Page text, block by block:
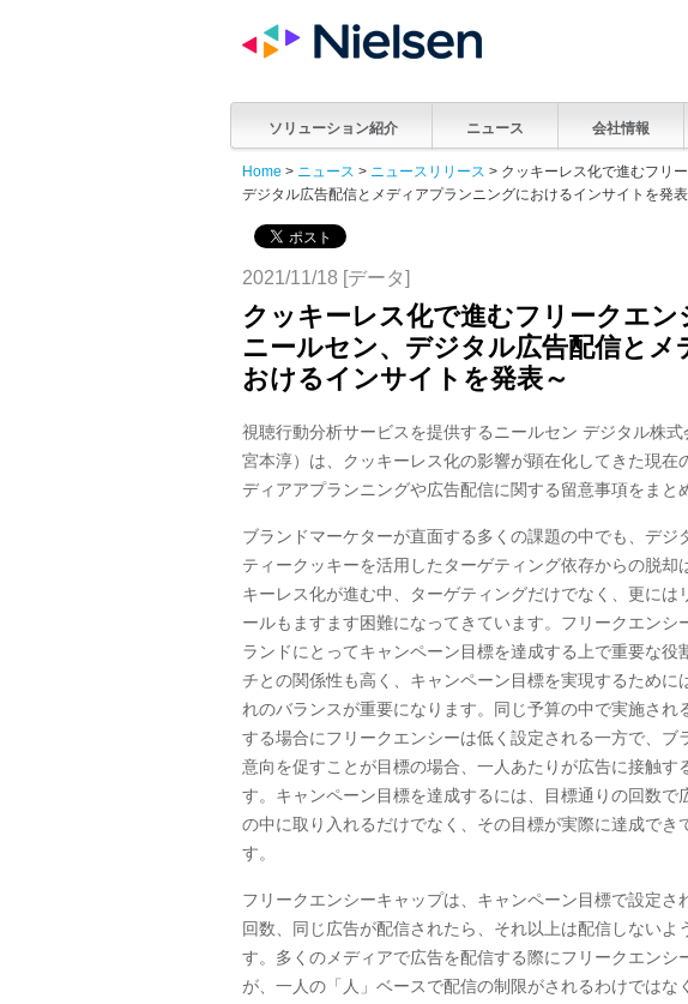
ソリューション紹介 ニュース 会社情報
Home > ニュース > ニュースリリース > クッキーレス化で進むフリ
デジタル広告配信とメディアプランニングにおけるインサイトを発表
2021/11/18 [データ]
クッキーレス化で進むフリークエン
ニールセン、デジタル広告配信と
おけるインサイトを発表～
視聴行動分析サービスを提供するニールセン デジタル株
宮本淳）は、クッキーレス化の影響が顕在化してきた現在
ディアアプランニングや広告配信に関する留意事項をまと
ブランドマーケターが直面する多くの課題の中でも、デジ
ティークッキーを活用したターゲティング依存からの脱却
キーレス化が進む中、ターゲティングだけでなく、更には
ールもますます困難になってきています。フリークエンシ
ランドにとってキャンペーン目標を達成する上で重要な役
チとの関係性も高く、キャンペーン目標を実現するため
れのバランスが重要になります。同じ予算の中で実施され
する場合にフリークエンシーは低く設定される一方で、ブ
意向を促すことが目標の場合、一人あたりが広告に接触す
す。キャンペーン目標を達成するには、目標通りの回数で
の中に取り入れるだけでなく、その目標が実際に達成でき
す。
フリークエンシーキャップは、キャンペーン目標で設定さ
回数、同じ広告が配信されたら、それ以上は配信しないよ
す。多くのメディアで広告を配信する際にフリークエンシ
が、一人の「人」ベースで配信の制限がされるわけではな